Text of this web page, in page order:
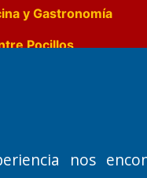
y Gastronomía
Pocillos
de 1992
Santa Rosa,
Número de
nos